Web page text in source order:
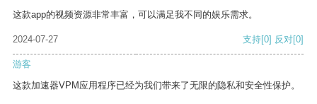
这款app的视频资源非常丰富，可以满足我不同的娱乐需求。
2024-07-27 支持[0] 反对[0]
游客
这款加速器VPM应用程序已经为我们带来了无限的隐私和安全性保护。